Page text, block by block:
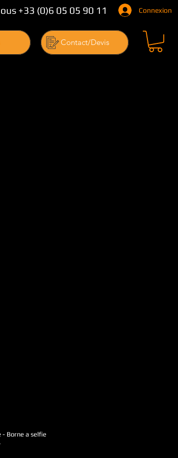
+33 (0)6 05 05 90 11 Connexion
Contact/Devis
- Borne a selfie